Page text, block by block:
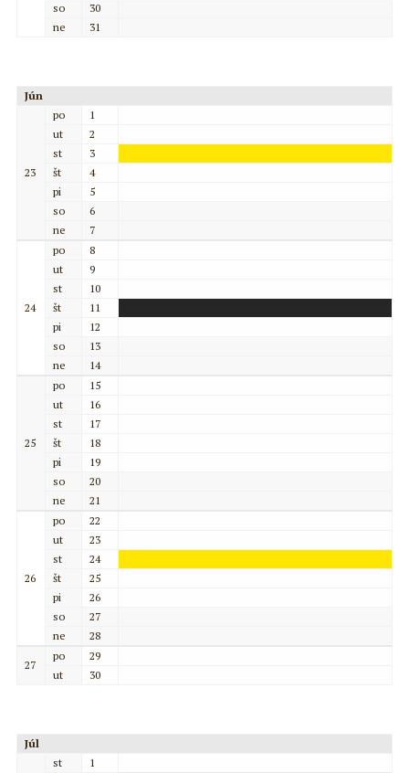
so
30
ne
31
Jún
23
po
1
ut
2
st
3
št
4
pi
5
so
6
ne
7
24
po
8
ut
9
st
10
št
11
pi
12
so
13
ne
14
25
po
15
ut
16
st
17
št
18
pi
19
so
20
ne
21
26
po
22
ut
23
st
24
št
25
pi
26
so
27
ne
28
27
po
29
ut
30
Júl
st
1